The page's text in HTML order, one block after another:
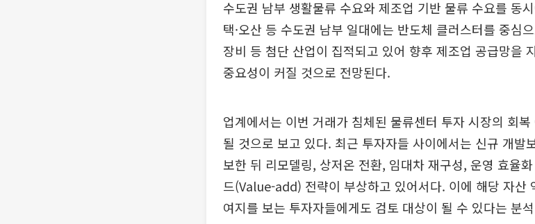
수도권 남부 생활물류 수요와 제조업 기반 물류 수요를 동
택·오산 등 수도권 남부 일대에는 반도체 클러스터를 중심
장비 등 첨단 산업이 집적되고 있어 향후 제조업 공급망을
중요성이 커질 것으로 전망된다.
업계에서는 이번 거래가 침체된 물류센터 투자 시장의 회
될 것으로 보고 있다. 최근 투자자들 사이에서는 신규 개발
보한 뒤 리모델링, 상저온 전환, 임대차 재구성, 운영 효율
드(Value-add) 전략이 부상하고 있어서다. 이에 해당 자산
여지를 보는 투자자들에게도 검토 대상이 될 수 있다는 분